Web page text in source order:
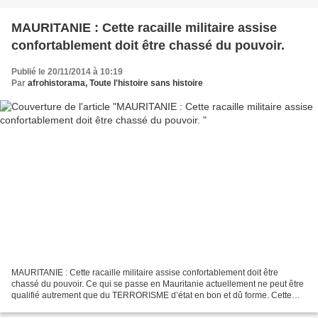
MAURITANIE : Cette racaille militaire assise
confortablement doit être chassé du pouvoir.
Publié le 20/11/2014 à 10:19
Par afrohistorama, Toute l'histoire sans histoire
MAURITANIE : Cette racaille militaire assise confortablement doit être
chassé du pouvoir. Ce qui se passe en Mauritanie actuellement ne peut être
qualifié autrement que du TERRORISME d’état en bon et dû forme. Cette